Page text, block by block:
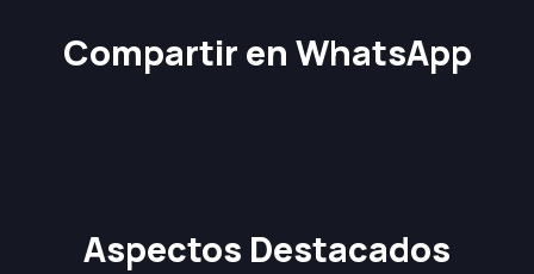
Compartir en WhatsApp
Aspectos Destacados